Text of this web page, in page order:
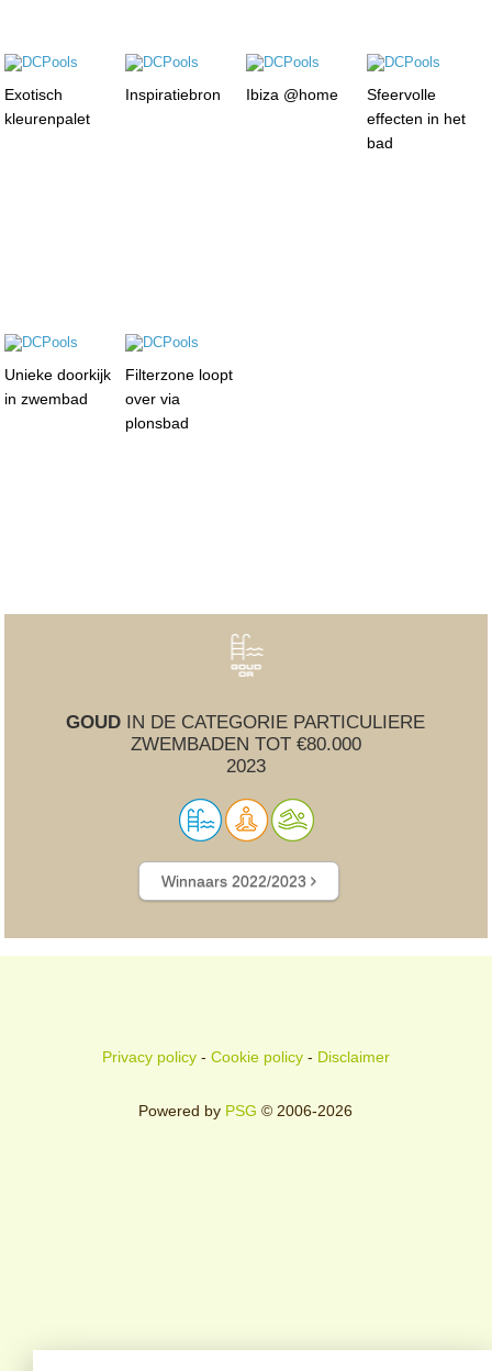
Exotisch
kleurenpalet
Inspiratiebron Ibiza @home
Sfeervolle
effecten in het
bad
Unieke doorkijk
in zwembad
Filterzone loopt
over via
plonsbad
GOUD IN DE CATEGORIE PARTICULIERE
ZWEMBADEN TOT €80.000
2023
Winnaars 2022/2023
Privacy policy- Cookie policy- Disclaimer
Powered by PSG © 2006-2026